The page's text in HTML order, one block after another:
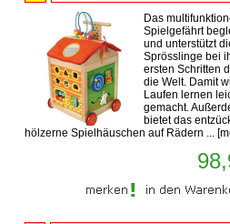
Das
Spielgefährt
und unterstützt
Sprösslinge bei
ersten Schritten
die Welt. Damit
Laufen lernen
gemacht.
bietet das
hölzerne Spielhäuschen auf Rädern ... [